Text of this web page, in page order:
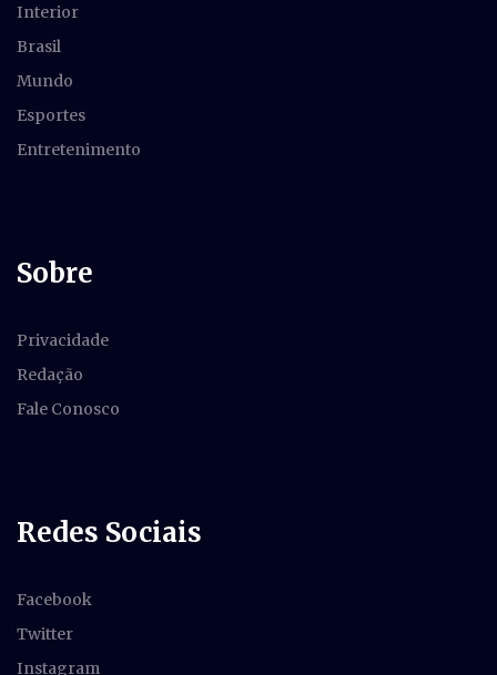
Interior
Brasil
Mundo
Esportes
Entretenimento
Sobre
Privacidade
Redação
Fale Conosco
Redes Sociais
Facebook
Twitter
Instagram